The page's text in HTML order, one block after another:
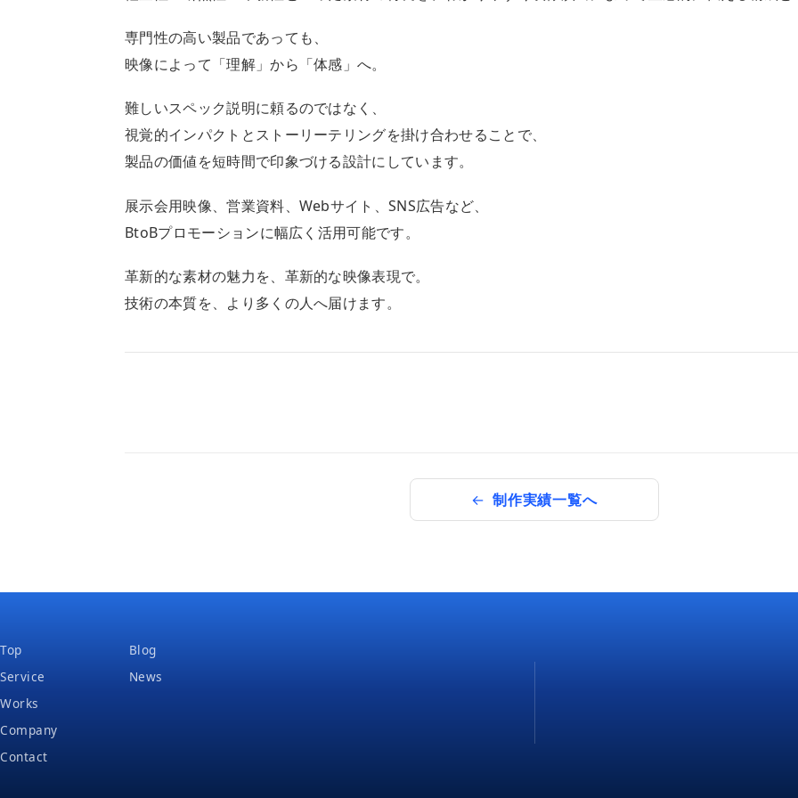
専門性の高い製品であっても、
映像によって「理解」から「体感」へ。
難しいスペック説明に頼るのではなく、
視覚的インパクトとストーリーテリングを掛け合わせることで、
製品の価値を短時間で印象づける設計にしています。
展示会用映像、営業資料、Webサイト、SNS広告など、
BtoBプロモーションに幅広く活用可能です。
革新的な素材の魅力を、革新的な映像表現で。
技術の本質を、より多くの人へ届けます。
制作実績一覧へ
Top
Service
Works
Company
Contact
Blog
News